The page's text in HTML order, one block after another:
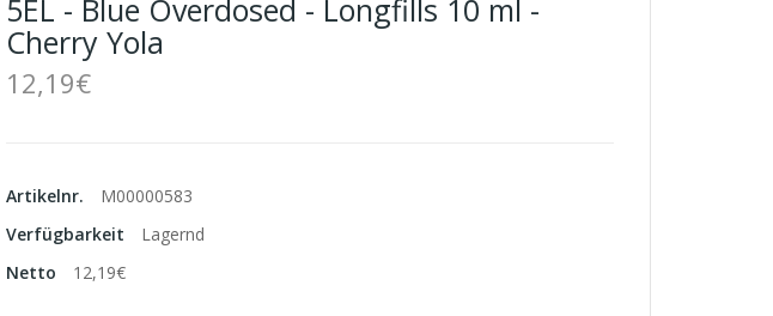
5EL - Blue Overdosed - Longfills 10 ml -
Cherry Yola
12,19€
Artikelnr.
M00000583
Verfügbarkeit
Lagernd
Netto
12,19€